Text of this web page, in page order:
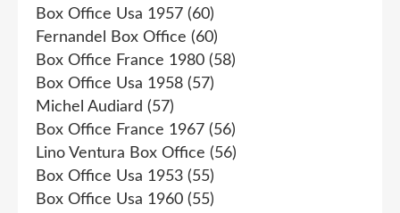
Box Office Usa 1957 (60)
Fernandel Box Office (60)
Box Office France 1980 (58)
Box Office Usa 1958 (57)
Michel Audiard (57)
Box Office France 1967 (56)
Lino Ventura Box Office (56)
Box Office Usa 1953 (55)
Box Office Usa 1960 (55)